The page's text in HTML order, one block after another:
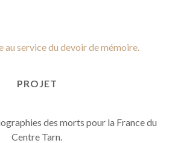
au service du devoir de mémoire.
PROJET
des morts pour la France du
Centre Tarn.